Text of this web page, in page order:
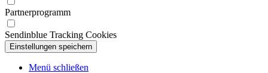
Partnerprogramm
Sendinblue Tracking Cookies
Menü schließen